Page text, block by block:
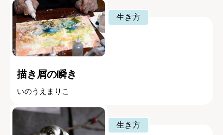
生き方
描き屑の瞬き
いのうえまりこ
生き方